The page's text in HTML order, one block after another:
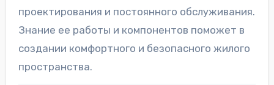
проектирования и постоянного обслуживания.
Знание ее работы и компонентов поможет в
создании комфортного и безопасного жилого
пространства.